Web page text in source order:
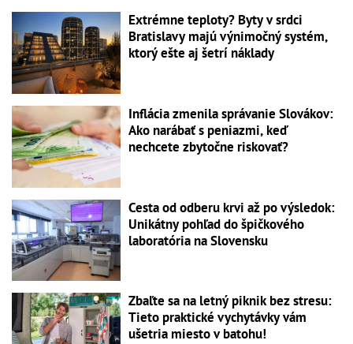
Extrémne teploty? Byty v srdci
Bratislavy majú výnimočný systém,
ktorý ešte aj šetrí náklady
Inflácia zmenila správanie Slovákov:
Ako narábať s peniazmi, keď
nechcete zbytočne riskovať?
Cesta od odberu krvi až po výsledok:
Unikátny pohľad do špičkového
laboratória na Slovensku
Zbaľte sa na letný piknik bez stresu:
Tieto praktické vychytávky vám
ušetria miesto v batohu!